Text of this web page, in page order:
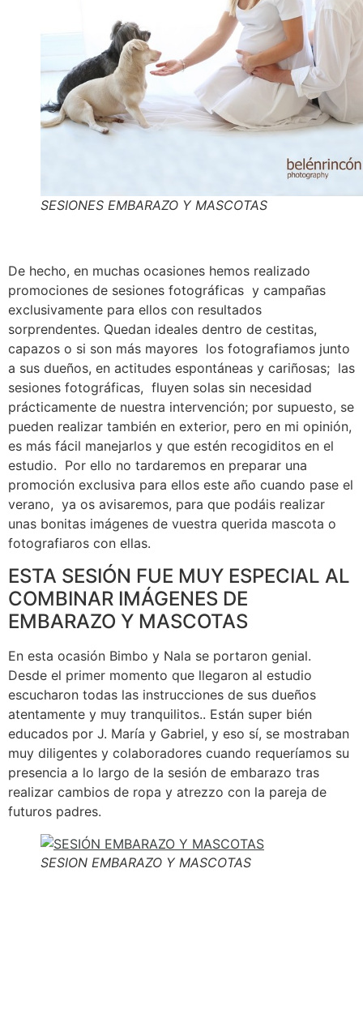
SESIONES EMBARAZO Y MASCOTAS
De hecho, en muchas ocasiones hemos realizado
promociones de sesiones fotográficas y campañas
exclusivamente para ellos con resultados
sorprendentes. Quedan ideales dentro de cestitas,
capazos o si son más mayores los fotografiamos junto
a sus dueños, en actitudes espontáneas y cariñosas; las
sesiones fotográficas, fluyen solas sin necesidad
prácticamente de nuestra intervención; por supuesto, se
pueden realizar también en exterior, pero en mi opinión,
es más fácil manejarlos y que estén recogiditos en el
estudio. Por ello no tardaremos en preparar una
promoción exclusiva para ellos este año cuando pase el
verano, ya os avisaremos, para que podáis realizar
unas bonitas imágenes de vuestra querida mascota o
fotografiaros con ellas.
ESTA SESIÓN FUE MUY ESPECIAL AL
COMBINAR IMÁGENES DE
EMBARAZO Y MASCOTAS
En esta ocasión Bimbo y Nala se portaron genial.
Desde el primer momento que llegaron al estudio
escucharon todas las instrucciones de sus dueños
atentamente y muy tranquilitos.. Están super bién
educados por J. María y Gabriel, y eso sí, se mostraban
muy diligentes y colaboradores cuando requeríamos su
presencia a lo largo de la sesión de embarazo tras
realizar cambios de ropa y atrezzo con la pareja de
futuros padres.
SESION EMBARAZO Y MASCOTAS